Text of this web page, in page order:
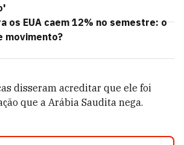
os EUA caem 12% no semestre: o
movimento?
disseram acreditar que ele foi
que a Arábia Saudita nega.